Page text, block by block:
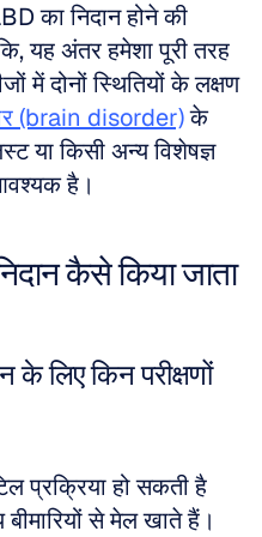
का निदान होने की
यह अंतर हमेशा पूरी तरह
में दोनों स्थितियों के लक्षण
(brain disorder) के
या किसी अन्य विशेषज्ञ
है।
कैसे किया जाता
के लिए किन परीक्षणों
प्रक्रिया हो सकती है
से मेल खाते हैं।